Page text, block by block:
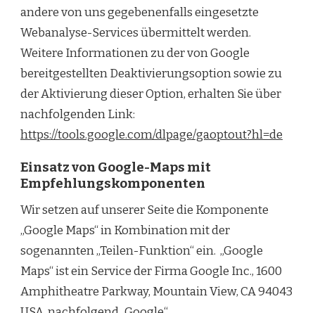
andere von uns gegebenenfalls eingesetzte
Webanalyse-Services übermittelt werden.
Weitere Informationen zu der von Google
bereitgestellten Deaktivierungsoption sowie zu
der Aktivierung dieser Option, erhalten Sie über
nachfolgenden Link:
https://tools.google.com/dlpage/gaoptout?hl=de
Einsatz von Google-Maps mit
Empfehlungskomponenten
Wir setzen auf unserer Seite die Komponente
„Google Maps“ in Kombination mit der
sogenannten „Teilen-Funktion“ ein. „Google
Maps“ ist ein Service der Firma Google Inc., 1600
Amphitheatre Parkway, Mountain View, CA 94043